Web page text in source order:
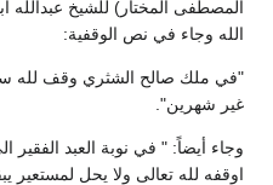
الله وجاء في نص الوقفية:
"في ملك صالح الشثري وقف لله
غير شهرين".
وجاء أيضاً: " في نوبة العبد
اوقفه لله تعالى ولا يحل لمستعير